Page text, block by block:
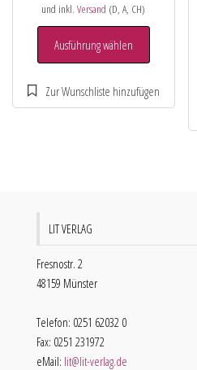
und inkl.Versand (D, A, CH)
Ausführung wählen
LIT VERLAG
Fresnostr. 2
48159 Münster
Telefon: 0251 62032 0
Fax: 0251 231972
eMail: lit@lit-verlag.de